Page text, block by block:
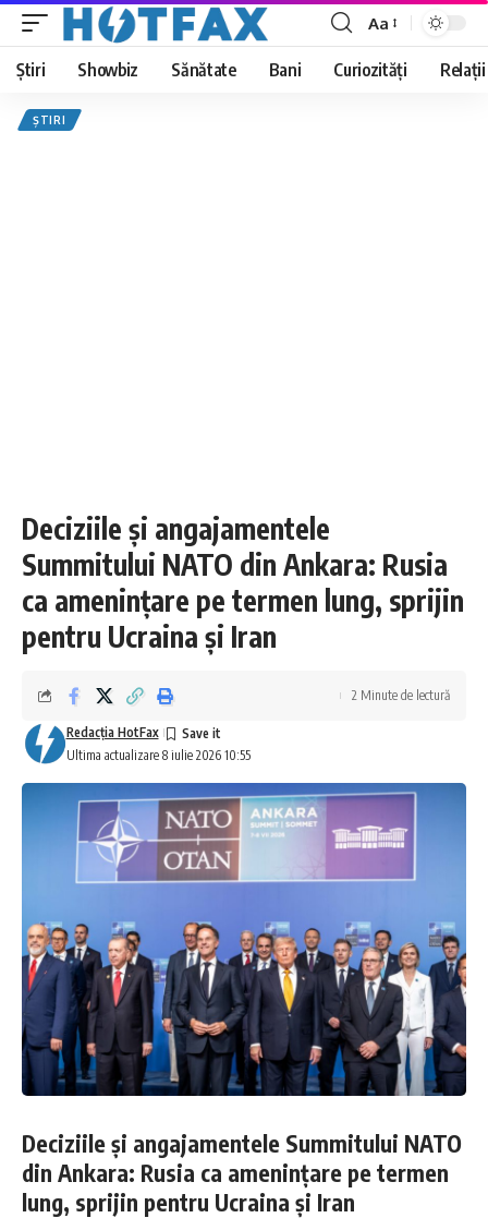
Font
Resizer
Aa
Știri Showbiz Sănătate Bani Curiozități Relații
ȘTIRI
Deciziile și angajamentele
Summitului NATO din Ankara: Rusia
ca amenințare pe termen lung, sprijin
pentru Ucraina și Iran
Ultima actualizare 8 iulie 2026 10:55
Redacţia HotFax
2 Minute de lectură
Deciziile și angajamentele Summitului NATO
din Ankara: Rusia ca amenințare pe termen
lung, sprijin pentru Ucraina și Iran